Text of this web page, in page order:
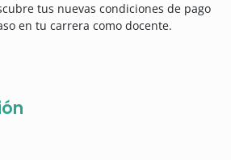
tus nuevas condiciones de pago
en tu carrera como docente.